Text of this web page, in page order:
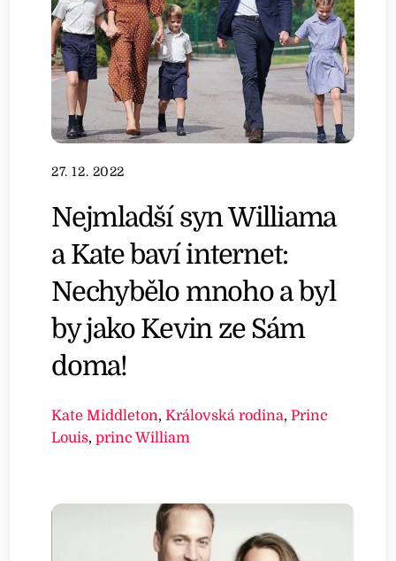
27. 12. 2022
Nejmladší syn Williama
a Kate baví internet:
Nechybělo mnoho a byl
by jako Kevin ze Sám
doma!
Kate Middleton,Královská rodina,Princ
Louis,princ William